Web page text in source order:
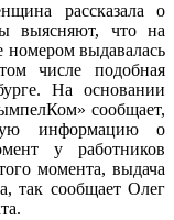
рассказала о
выясняют, что на
номером выдавалась
числе подобная
На основании
сообщает,
информацию о
у работников
момента, выдача
так сообщает Олег